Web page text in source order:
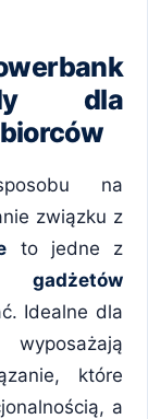
dla
na
związku z
to jedne z
gadżetów
Idealne dla
wyposażają
które
a